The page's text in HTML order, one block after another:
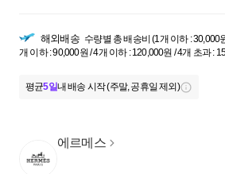
해외배송 수량별 총 배송비 (1개 이하 : 30,000
개 이하 : 90,000원 / 4개 이하 : 120,000원 / 4개 초과 :
평균5일내 배송 시작 (주말, 공휴일 제외)
에르메스